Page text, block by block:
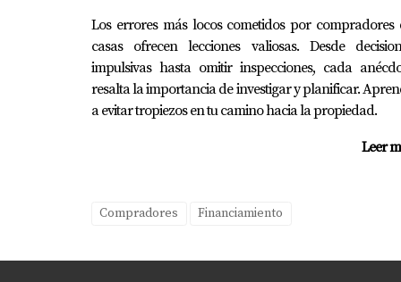
PREGUNTAS FRECUENTES
¿Cuáles son los requisitos para
¿Puedo combinar diferentes tipos de
Sí, muchos compradores optan por
Los errores más locos cometidos por compradores
casas ofrecen lecciones valiosas. Desde
impulsivas hasta omitir inspecciones, cada
resalta la importancia de investigar y planificar.
a evitar tropiezos en tu camino hacia la propiedad.
Leer
Compradores Financiamiento